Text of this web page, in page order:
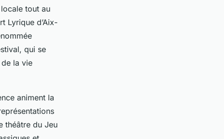
tout au
Lyrique d’Aix-
qui se
la vie
animent la
théâtre du Jeu